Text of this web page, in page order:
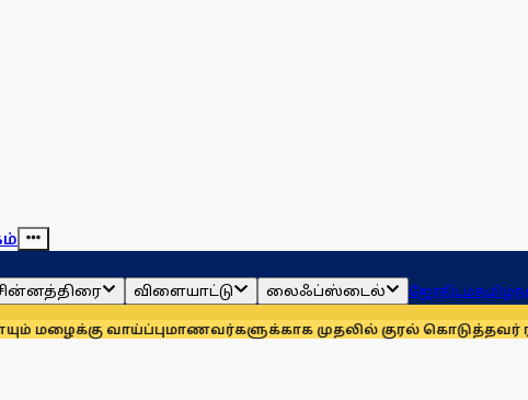
விளையாட்டு லைஃப்ஸ்டைல் ஜோதிடம்
வாய்ப்புமாணவர்களுக்காக முதலில் குரல் கொடுத்தவர்